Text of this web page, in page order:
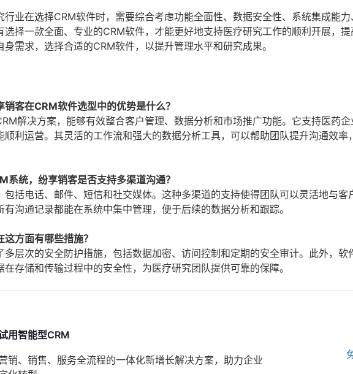
业在选择CRM软件时，需要综合考虑功能全面性、数据安全性、系统集成能
择一款全面、专业的CRM软件，才能更好地支持医疗研究工作的顺利开展，
需求，选择合适的CRM软件，以提升管理水平和研究成果。
客在CRM软件选型中的优势是什么？
解决方案，能够有效整合客户管理、数据分析和市场推广功能。它支持医药
利运营。其灵活的工作流和强大的数据分析工具，可以帮助团队提升沟通效率
统，纷享销客是否支持多渠道沟通？
括电话、邮件、短信和社交媒体。这种多渠道的支持使得团队可以灵活地与客
沟通记录都能在系统中集中管理，便于后续的数据分析和跟踪。
方面有哪些措施？
层次的安全防护措施，包括数据加密、访问控制和定期的安全审计。此外，软
存储和传输过程中的安全性，为医疗研究团队提供可靠的保障。
用智能型CRM
销、销售、服务全流程的一体化新增长解决方案，助力企业